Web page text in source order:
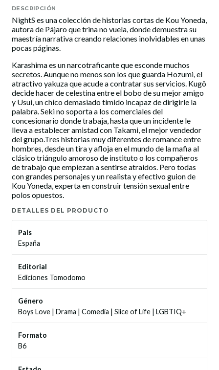
DESCRIPCIÓN
NightS es una colección de historias cortas de Kou Yoneda,
autora de Pájaro que trina no vuela, donde demuestra su
maestría narrativa creando relaciones inolvidables en unas
pocas páginas.
Karashima es un narcotraficante que esconde muchos
secretos. Aunque no menos son los que guarda Hozumi, el
atractivo yakuza que acude a contratar sus servicios. Kugô
decide hacer de celestina entre el bobo de su mejor amigo
y Usui, un chico demasiado tímido incapaz de dirigirle la
palabra. Seki no soporta a los comerciales del
concesionario donde trabaja, hasta que un incidente le
lleva a establecer amistad con Takami, el mejor vendedor
del grupo.Tres historias muy diferentes de romance entre
hombres, desde un tira y afloja en el mundo de la mafia al
clásico triángulo amoroso de instituto o los compañeros
de trabajo que empiezan a sentirse atraídos. Pero todas
con grandes personajes y un realista y efectivo guion de
Kou Yoneda, experta en construir tensión sexual entre
polos opuestos.
DETALLES DEL PRODUCTO
Pais
España
Editorial
Ediciones Tomodomo
Género
Boys Love | Drama | Comedia | Slice of Life | LGBTIQ+
Formato
B6